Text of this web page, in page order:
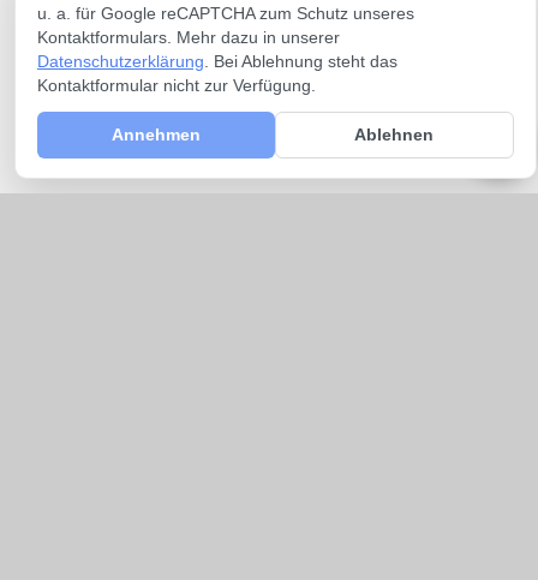
u. a. für Google reCAPTCHA zum Schutz unseres
Kontaktformulars. Mehr dazu in unserer
Datenschutzerklärung . Bei Ablehnung steht das
Kontaktformular nicht zur Verfügung.
Annehmen Ablehnen